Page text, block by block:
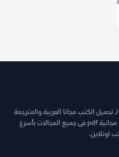
الكتب مجانا العربية والمترجمة
والروايات والقصص وغيرها من كتب مجانية pdf فى جميع المجالات بأسرع
اونلاين.